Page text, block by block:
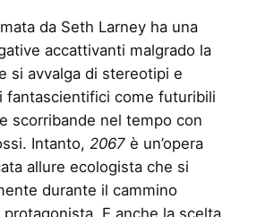
da Seth Larney ha una
accattivanti malgrado la
si avvalga di stereotipi e
fantascientifici come futuribili
scorribande nel tempo con
Intanto, 2067è un’opera
allure ecologista che si
durante il cammino